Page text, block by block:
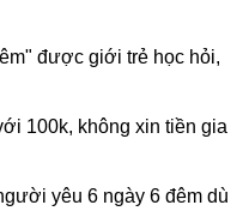
được giới trẻ học hỏi,
100k, không xin tiền gia
yêu 6 ngày 6 đêm dù